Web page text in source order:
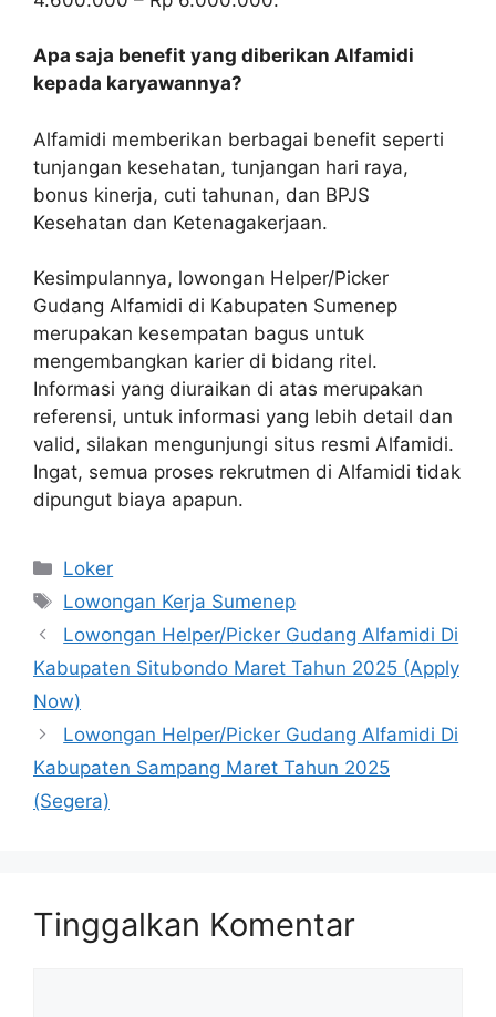
Apa saja benefit yang diberikan Alfamidi
kepada karyawannya?
Alfamidi memberikan berbagai benefit seperti
tunjangan kesehatan, tunjangan hari raya,
bonus kinerja, cuti tahunan, dan BPJS
Kesehatan dan Ketenagakerjaan.
Kesimpulannya, lowongan Helper/Picker
Gudang Alfamidi di Kabupaten Sumenep
merupakan kesempatan bagus untuk
mengembangkan karier di bidang ritel.
Informasi yang diuraikan di atas merupakan
referensi, untuk informasi yang lebih detail dan
valid, silakan mengunjungi situs resmi Alfamidi.
Ingat, semua proses rekrutmen di Alfamidi tidak
dipungut biaya apapun.
Kategori
Loker
Tag
Lowongan Kerja Sumenep
Lowongan Helper/Picker Gudang Alfamidi Di
Kabupaten Situbondo Maret Tahun 2025 (Apply
Now)
Lowongan Helper/Picker Gudang Alfamidi Di
Kabupaten Sampang Maret Tahun 2025
(Segera)
Tinggalkan Komentar